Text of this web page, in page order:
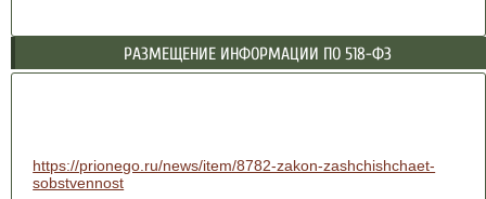
РАЗМЕЩЕНИЕ ИНФОРМАЦИИ ПО 518-ФЗ
https://prionego.ru/news/item/8782-zakon-zashchishchaet-
sobstvennost